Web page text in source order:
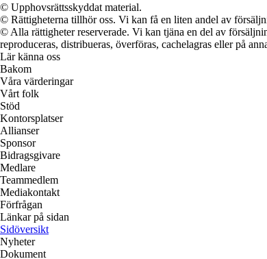
© Upphovsrättsskyddat material.
© Rättigheterna tillhör oss. Vi kan få en liten andel av
© Alla rättigheter reserverade. Vi kan tjäna en del av
reproduceras, distribueras, överföras, cachelagras eller på
Lär känna oss
Bakom
Våra värderingar
Vårt folk
Stöd
Kontorsplatser
Allianser
Sponsor
Bidragsgivare
Medlare
Teammedlem
Mediakontakt
Förfrågan
Länkar på sidan
Sidöversikt
Nyheter
Dokument